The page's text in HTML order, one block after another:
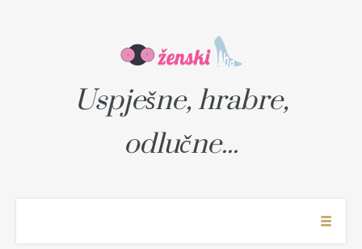
Uspješne, hrabre,
odlučne...